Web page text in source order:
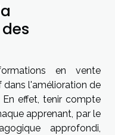
en vente
dans l'amélioration de
En effet, tenir compte
apprenant, par le
approfondi,